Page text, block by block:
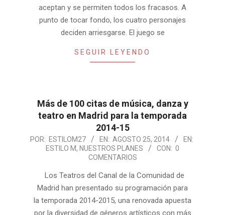
aceptan y se permiten todos los fracasos. A
punto de tocar fondo, los cuatro personajes
deciden arriesgarse. El juego se
SEGUIR LEYENDO
Más de 100 citas de música, danza y
teatro en Madrid para la temporada
2014-15
2014-
POR: ESTILOM27 EN: AGOSTO 25, 2014
EN:
ESTILO M, NUESTROS PLANES CON: 0
COMENTARIOS
Los Teatros del Canal de la Comunidad de
Madrid han presentado su programación para
la temporada 2014-2015, una renovada apuesta
por la diversidad de géneros artísticos con más